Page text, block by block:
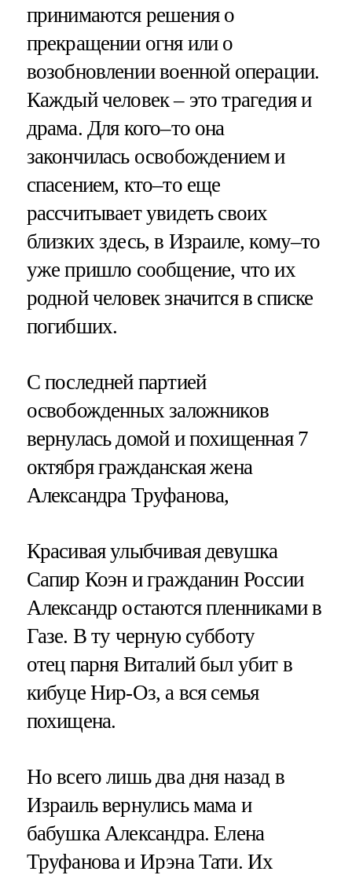
принимаются решения о
прекращении огня или о
возобновлении военной операции.
Каждый человек – это трагедия и
драма. Для кого–то она
закончилась освобождением и
спасением, кто–то еще
рассчитывает увидеть своих
близких здесь, в Израиле, кому–то
уже пришло сообщение, что их
родной человек значится в списке
погибших.
С последней партией
освобожденных заложников
вернулась домой и похищенная 7
октября гражданская жена
Александра Труфанова,
Красивая улыбчивая девушка
Сапир Коэн и гражданин России
Александр остаются пленниками в
Газе. В ту черную субботу
отец парня Виталий был убит в
кибуце Нир-Оз, а вся семья
похищена.
Но всего лишь два дня назад в
Израиль вернулись мама и
бабушка Александра. Елена
Труфанова и Ирэна Тати. Их